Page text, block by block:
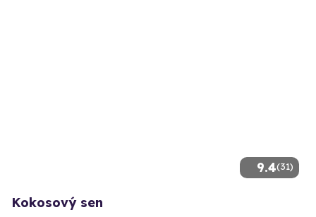
9.4(31)
Kokosový sen